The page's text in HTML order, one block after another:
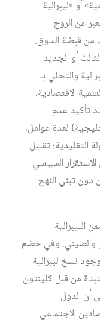
أو «ليبرالية
عن الروح
من قبضة السوق.
أو الجديد
والتحلي بـ
الاقتصادية،
تأكيد عدم
لعدة عوامل،
تقليل
السياسي
تبني النهج
والصيني. وفي خضم
نسخ ليبرالية
من قبل كلينتون
أن الدول
الاجتماعي